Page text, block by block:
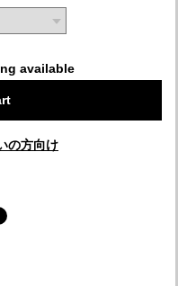
available
の方向け